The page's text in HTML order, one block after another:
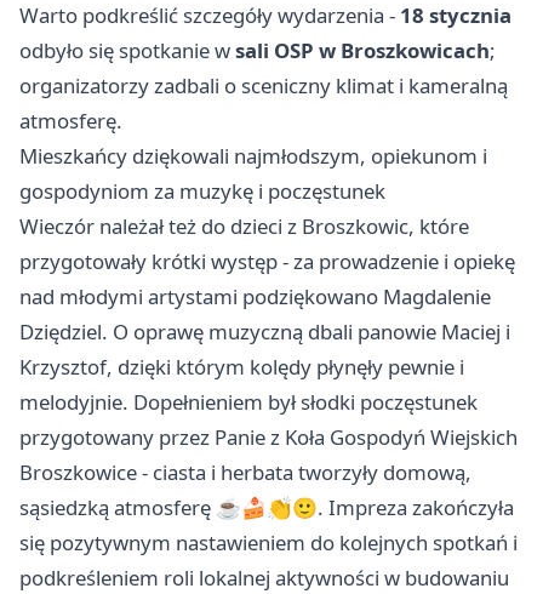
Warto podkreślić szczegóły wydarzenia - 18 stycznia
odbyło się spotkanie wsali OSP w Broszkowicach;
organizatorzy zadbali o sceniczny klimat i kameralną
atmosferę.
Mieszkańcy dziękowali najmłodszym, opiekunom i
gospodyniom za muzykę i poczęstunek
Wieczór należał też do dzieci z Broszkowic, które
przygotowały krótki występ - za prowadzenie i opiekę
nad młodymi artystami podziękowano Magdalenie
Dziędziel. O oprawę muzyczną dbali panowie Maciej i
Krzysztof, dzięki którym kolędy płynęły pewnie i
melodyjnie. Dopełnieniem był słodki poczęstunek
przygotowany przez Panie z Koła Gospodyń Wiejskich
Broszkowice - ciasta i herbata tworzyły domową,
sąsiedzką atmosferę ☕🍰👏🙂. Impreza zakończyła
się pozytywnym nastawieniem do kolejnych spotkań i
podkreśleniem roli lokalnej aktywności w budowaniu